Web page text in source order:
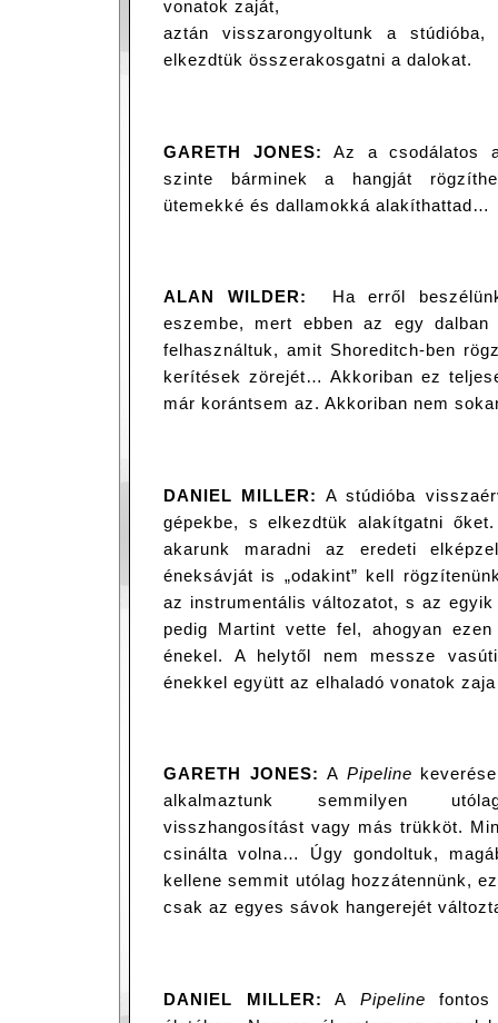
vonatok zaját,
aztán visszarongyoltunk a stúdióba,
elkezdtük összerakosgatni a dalokat.
GARETH JONES:
Az a csodálatos
szinte bárminek a hangját
ütemekké és dallamokká alakíthattad…
ALAN WILDER: Ha erről
eszembe, mert ebben az egy
felhasználtuk, amit Shoreditch-ben
kerítések zörejét… Akkoriban ez
már korántsem az. Akkoriban nem
DANIEL MILLER: A stúdióba
gépekbe, s elkezdtük alakítgatni
akarunk maradni az eredeti
éneksávját is „odakint” kell
az instrumentális változatot, s az
pedig Martint vette fel, ahogyan
énekel. A helytől nem messze
énekkel együtt az elhaladó vonatok
GARETH JONES: A Pipeline
alkalmaztunk semmilyen
visszhangosítást vagy más trükköt.
csinálta volna… Úgy gondoltuk,
kellene semmit utólag hozzátennünk,
csak az egyes sávok hangerejét
DANIEL MILLER: A Pipeline